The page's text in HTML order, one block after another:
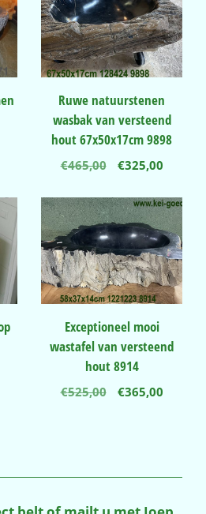
Ruwe natuurstenen
wasbak van versteend
hout 67x50x17cm 9898
€465,00
was:
€465,00.
€325,00
is:
Exceptioneel mooi
wastafel van versteend
hout 8914
€525,00 €365,00